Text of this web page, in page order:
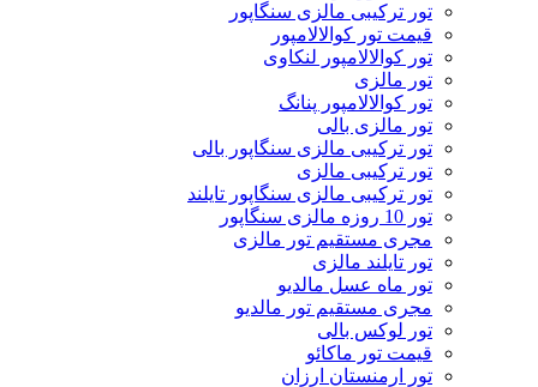
تور ترکیبی مالزی سنگاپور
قیمت تور کوالالامپور
تور کوالالامپور لنکاوی
تور مالزی
تور کوالالامپور پنانگ
تور مالزی بالی
تور ترکیبی مالزی سنگاپور بالی
تور ترکیبی مالزی
تور ترکیبی مالزی سنگاپور تایلند
تور 10 روزه مالزی سنگاپور
مجری مستقیم تور مالزی
تور تایلند مالزی
تور ماه عسل مالدیو
مجری مستقیم تور مالدیو
تور لوکس بالی
قیمت تور ماکائو
تور ارمنستان ارزان